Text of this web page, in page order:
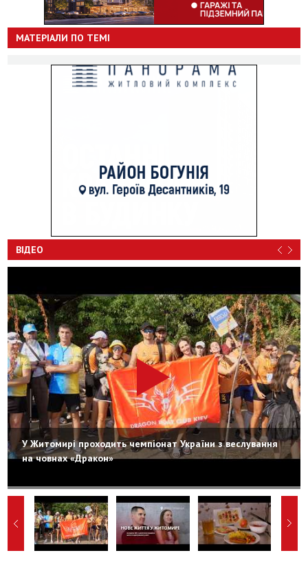
МАТЕРІАЛИ ПО ТЕМІ
ВІДЕО
У Житомирі проходить чемпіонат України з веслування
на човнах «Дракон»